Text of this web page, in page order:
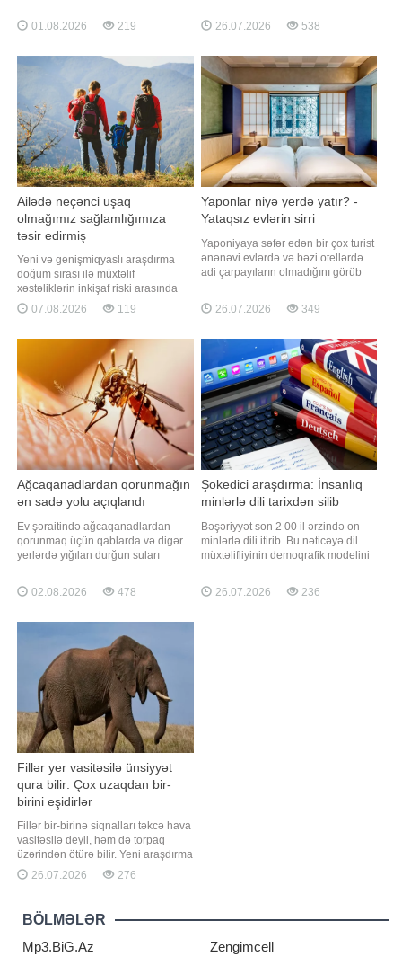
bir səhv sonradan həm ciddi maddi
zərərə, həm də uzunmüddətli
BİG.AZ -a istinadla xəbər verir ki,
01.08.2026 219
birinə qarışdırılır və insanlar həm
ruhsal, həm də fiziki səbəblərlə izah
"göz dəymə" insanın pis və ya çox
güclü baxı
26.07.2026 538
Ailədə neçənci uşaq
olmağımız sağlamlığımıza
təsir edirmiş
Yeni və genişmiqyaslı araşdırma
doğum sırası ilə müxtəlif
xəstəliklərin inkişaf riski arasında
əvvəllər düşünüldüyündən daha
geniş əlaqənin olduğunu ortaya
"Nature Health" jurnalında dərc
olunan araşdırmada iki uşaqlı
ailələrdən 10 milyondan ço
07.08.2026 119
Yaponlar niyə yerdə yatır? -
Yataqsız evlərin sirri
Yaponiyaya səfər edən bir çox turist
ənənəvi evlərdə və bəzi otellərdə
adi çarpayıların olmadığını görüb
futon adlanan xüsusi döşəkdən
istifadə edir və onu birbaşa
pambıq materialdan hazırlanan
nazik döşəkdir. Axşam yatmazdan
əvvəl yer
26.07.2026 349
Ağcaqanadlardan qorunmağın
ən sadə yolu açıqlandı
Ev şəraitində ağcaqanadlardan
qorunmaq üçün qablarda və digər
yerlərdə yığılan durğun suları
verir ki, bu barədə Ümumdünya
Səhiyyə Təşkilatının (ÜST)
əsasən durğun sularda çoxaldığı
üçün evdə və həyətlərd
02.08.2026 478
Şokedici araşdırma: İnsanlıq
minlərlə dili tarixdən silib
Bəşəriyyət son 2 00 il ərzində on
minlərlə dili itirib. Bu nəticəyə dil
müxtəlifliyinin demoqrafik modelini
dilçiləri gəliblər. xəbər verir ki,
tədqiqatın nəticələri "Science"
26.07.2026 236
Fillər yer vasitəsilə ünsiyyət
qura bilir: Çox uzaqdan bir-
birini eşidirlər
Fillər bir-birinə siqnalları təkcə hava
vasitəsilə deyil, həm də torpaq
üzərindən ötürə bilir. Yeni araşdırma
göstərib ki, onların qulaq quruluşu
və eşitmə kanallarının xüsusiyyətləri
məsafədən qəbul etməyə imkan
verir. fillərlə bağlı maraqlı
məlumatları təqdim edir:
26.07.2026 276
BÖLMƏLƏR
Mp3.BiG.Az
Zengimcell